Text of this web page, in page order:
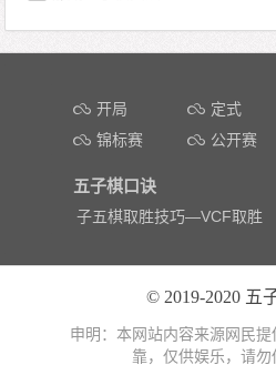
文章导航
开局 定式
锦标赛
公开赛
五子棋口诀
子五棋取胜技巧—VCF取胜
© 2019-2020 五
申明：本网站内容来源网民
靠，仅供娱乐，请勿